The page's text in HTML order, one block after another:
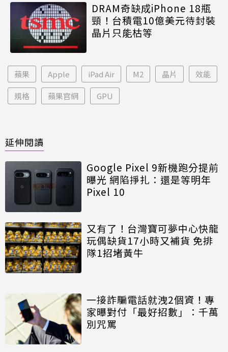
DRAM奇缺成iPhone 18瓶
頸！台積電10億美元待封裝
晶片只能枯等
蘋果 Apple iPad Air M2 晶片 效能
規格 蘋果官網 GPU
延伸閱讀
Google Pixel 9新機跑分提前
曝光 網陷掙扎：還是等明年
Pixel 10
又有了！台灣寶可夢中心快龍
玩偶缺貨17小時又補貨 免排
隊1招堵黃牛
一接詐騙電話就洩2個資！專
家曝對付「最好招數」：千萬
別咒罵